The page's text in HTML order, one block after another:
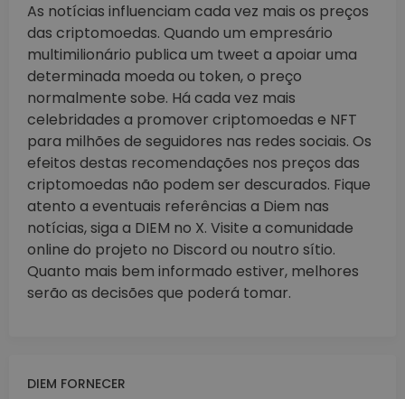
As notícias influenciam cada vez mais os preços
das criptomoedas. Quando um empresário
multimilionário publica um tweet a apoiar uma
determinada moeda ou token, o preço
normalmente sobe. Há cada vez mais
celebridades a promover criptomoedas e NFT
para milhões de seguidores nas redes sociais. Os
efeitos destas recomendações nos preços das
criptomoedas não podem ser descurados. Fique
atento a eventuais referências a Diem nas
notícias, siga a DIEM no X. Visite a comunidade
online do projeto no Discord ou noutro sítio.
Quanto mais bem informado estiver, melhores
serão as decisões que poderá tomar.
DIEM FORNECER